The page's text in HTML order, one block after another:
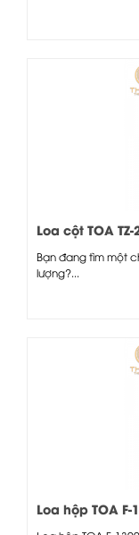
Loa cột TOA
Bạn đang tìm một
lượng?...
Loa hộp TOA F-